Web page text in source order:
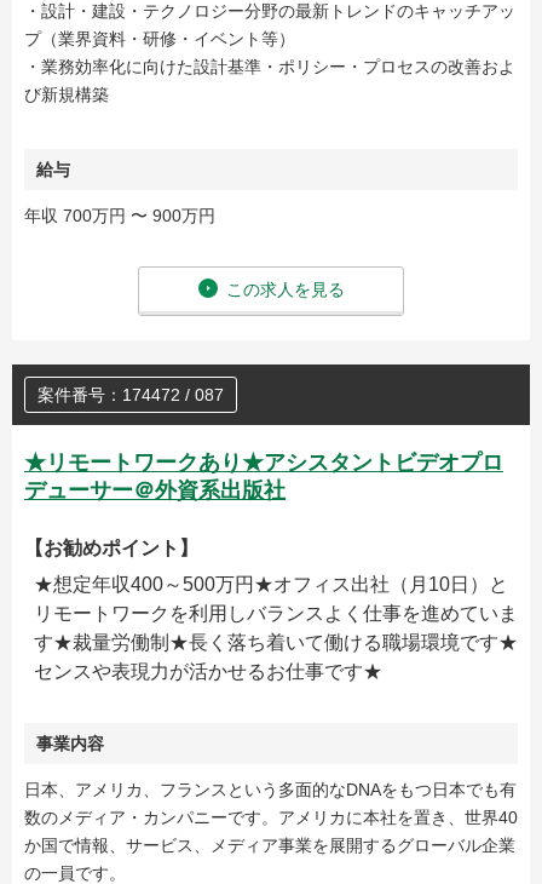
・設計・建設・テクノロジー分野の最新トレンドのキャッチアッ
プ（業界資料・研修・イベント等）
・業務効率化に向けた設計基準・ポリシー・プロセスの改善およ
び新規構築
給与
年収 700万円 〜 900万円
この求人を見る
案件番号：174472 / 087
★リモートワークあり★アシスタントビデオプロ
デューサー＠外資系出版社
【お勧めポイント】
★想定年収400～500万円★オフィス出社（月10日）と
リモートワークを利用しバランスよく仕事を進めていま
す★裁量労働制★長く落ち着いて働ける職場環境です★
センスや表現力が活かせるお仕事です★
事業内容
日本、アメリカ、フランスという多面的なDNAをもつ日本でも有
数のメディア・カンパニーです。アメリカに本社を置き、世界40
か国で情報、サービス、メディア事業を展開するグローバル企業
の一員です。